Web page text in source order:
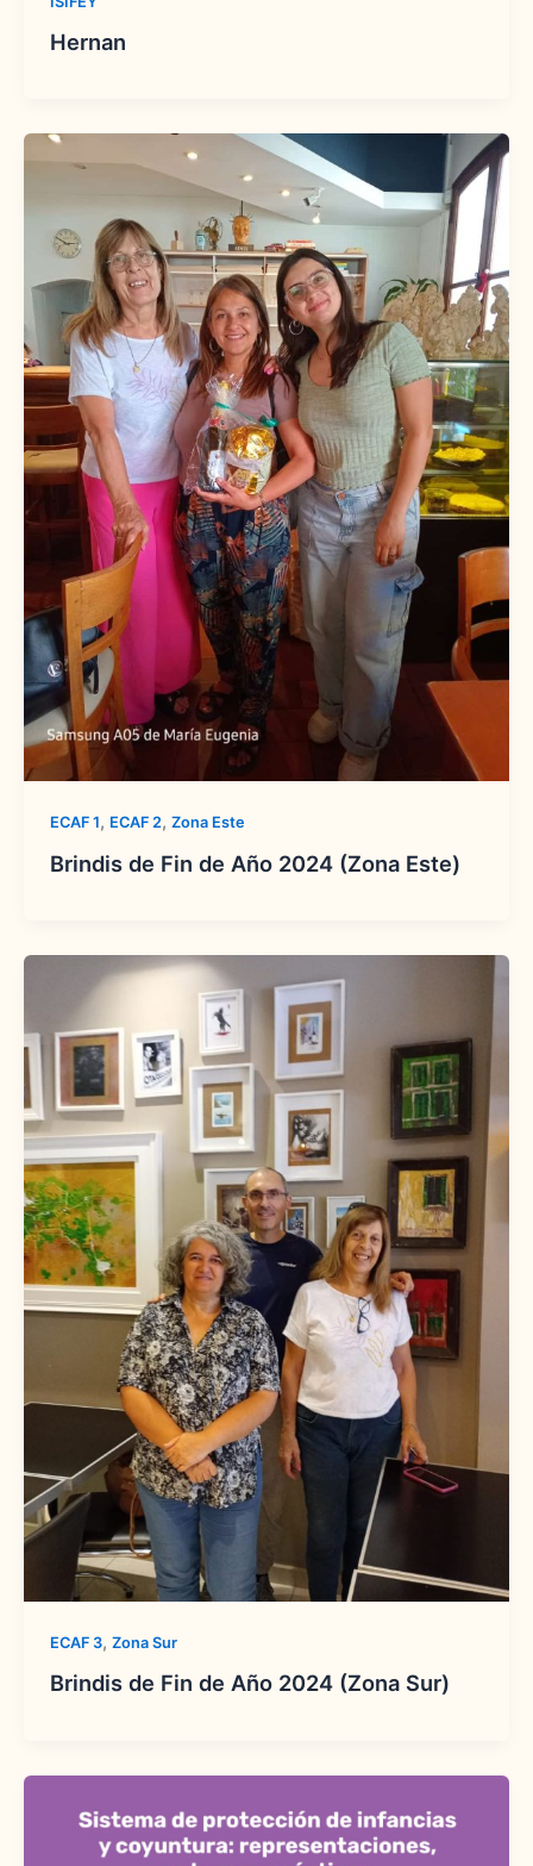
Hernan
ECAF 1, ECAF 2, Zona Este
Brindis de Fin de Año 2024 (Zona Este)
ECAF 3, Zona Sur
Brindis de Fin de Año 2024 (Zona Sur)